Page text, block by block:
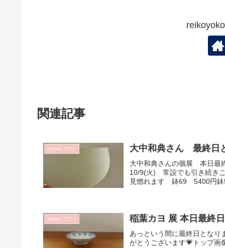
関連記事
bonton.ブログ 大中和典さん 最終日
大中和典さんの個展 本日最
10/9(火) 常設でも引き続き
見惚れます 鉢69 5400円鉢
bonton.ブログ 稲葉カヨ 展
あっという間に最終日となり
がとうございます💗トップ画